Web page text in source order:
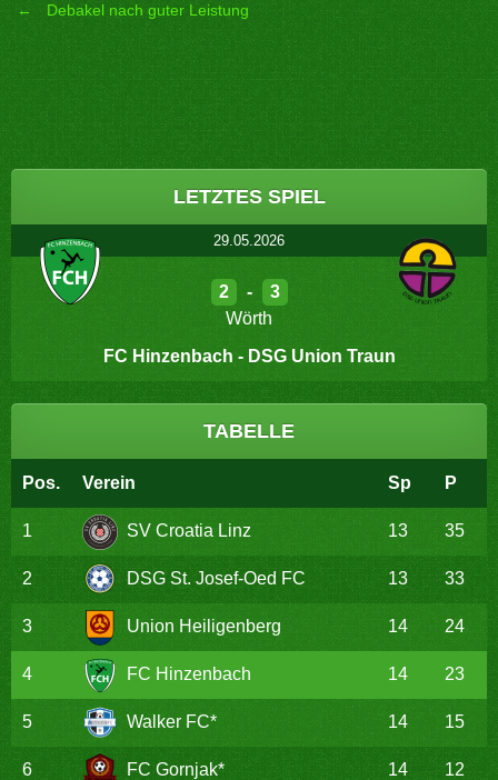
Post
navigation
← Debakel nach guter Leistung
LETZTES SPIEL
29.05.2026
2 -
3
Wörth
FC Hinzenbach - DSG Union Traun
TABELLE
Pos. Verein Sp P
1 SV Croatia Linz 13 35
2 DSG St. Josef-Oed FC 13 33
3 Union Heiligenberg 14 24
4 FC Hinzenbach 14 23
5 Walker FC* 14 15
6 FC Gornjak* 14 12